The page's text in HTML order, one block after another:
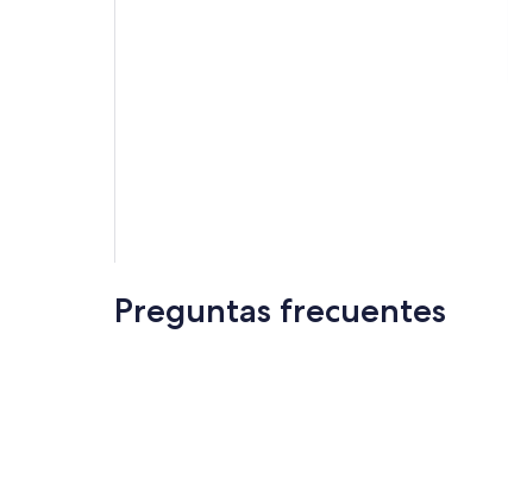
Preguntas frecuentes